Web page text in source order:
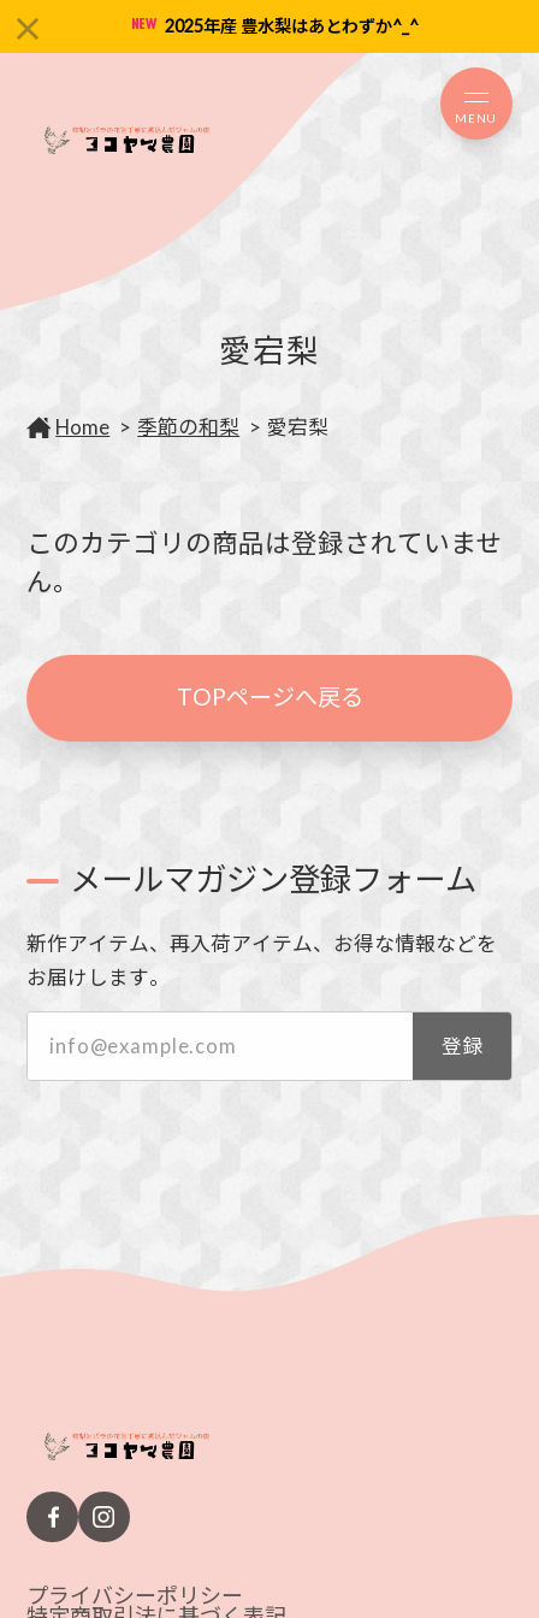
2025年産 豊水梨はあとわずか^_^
MENU
愛宕梨
Home 季節の和梨 愛宕梨
このカテゴリの商品は登録されていませ
ん。
TOPページへ戻る
メールマガジン登録フォーム
新作アイテム、再入荷アイテム、お得な情報などを
お届けします。
登録
プライバシーポリシー